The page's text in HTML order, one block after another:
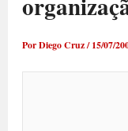
PorDiego Cruz/15/07/